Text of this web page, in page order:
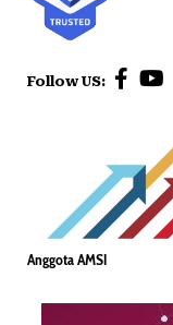
Follow US:
Anggota AMSI